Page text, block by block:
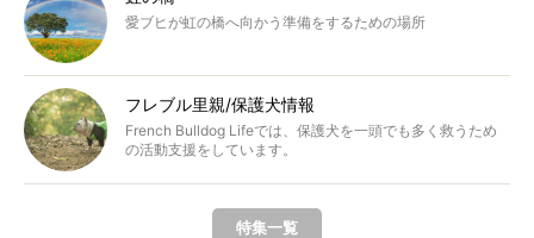
愛ブヒが虹の橋へ向かう準備をするための場所
フレブル里親/保護犬情報
French Bulldog Lifeでは、保護犬を一頭でも多く救うため
の活動支援をしています。
特集一覧